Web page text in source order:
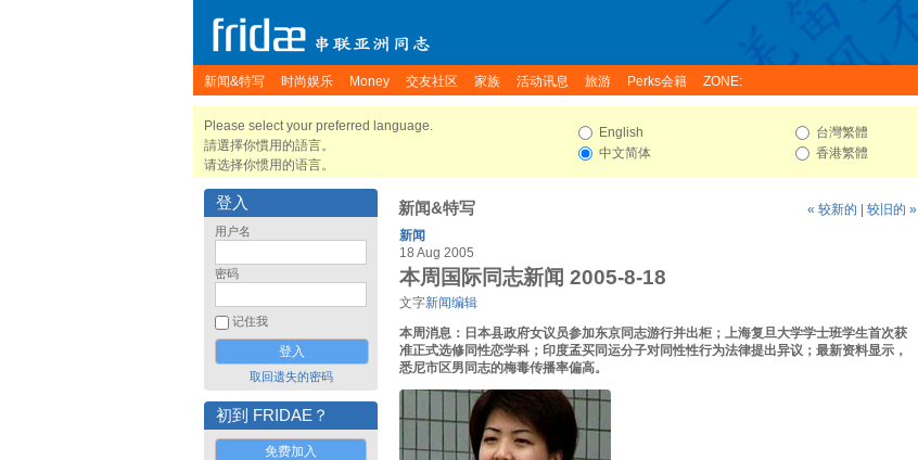
新闻&特写 时尚娱乐 Money 交友社区 家族 活动讯息 旅游 Perks会籍 ZONE:
Please select your preferred language.
請選擇你慣用的語言。
请选择你惯用的语言。
English
中文简体
台灣繁體
香港繁體
登入
用户名
密码
记住我
取回遗失的密码
初到 FRIDAE？
免费加入
新闻&特写 « 较新的
较旧的 »
新闻
18 Aug 2005
本周国际同志新闻 2005-8-18
文字新闻编辑
本周消息：日本县政府女议员参加东京同志游行并出柜；上海复旦大学学士班学生首次获
准正式选修同性恋学科；印度孟买同运分子对同性性行为法律提出异议；最新资料显示，
悉尼市区男同志的梅毒传播率偏高。